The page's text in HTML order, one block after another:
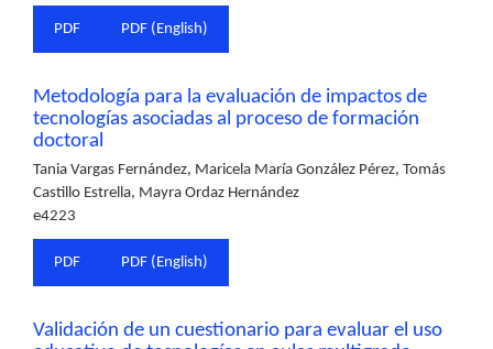
PDF PDF (English)
Metodología para la evaluación de impactos de
tecnologías asociadas al proceso de formación
doctoral
Tania Vargas Fernández, Maricela María González Pérez, Tomás
Castillo Estrella, Mayra Ordaz Hernández
e4223
PDF PDF (English)
Validación de un cuestionario para evaluar el uso